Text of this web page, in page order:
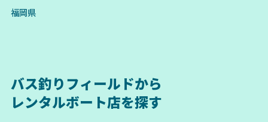
福岡県
バス釣りフィールドから
レンタルボート店を探す